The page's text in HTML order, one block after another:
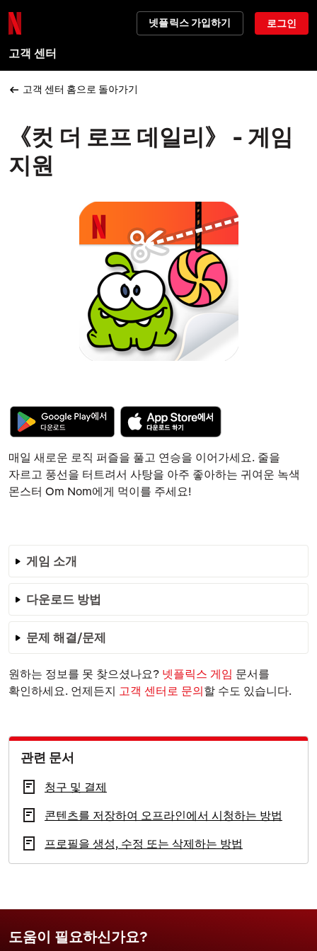
넷플릭스 가입하기 로그인
고객 센터
고객 센터 홈으로 돌아가기
《컷 더 로프 데일리》 - 게임
지원
매일 새로운 로직 퍼즐을 풀고 연승을 이어가세요. 줄을
자르고 풍선을 터트려서 사탕을 아주 좋아하는 귀여운 녹색
몬스터 Om Nom에게 먹이를 주세요!
게임 소개
다운로드 방법
문제 해결/문제
원하는 정보를 못 찾으셨나요? 넷플릭스 게임 문서를
확인하세요. 언제든지 고객 센터로 문의할 수도 있습니다.
관련 문서
청구 및 결제
콘텐츠를 저장하여 오프라인에서 시청하는 방법
프로필을 생성, 수정 또는 삭제하는 방법
도움이 필요하신가요?